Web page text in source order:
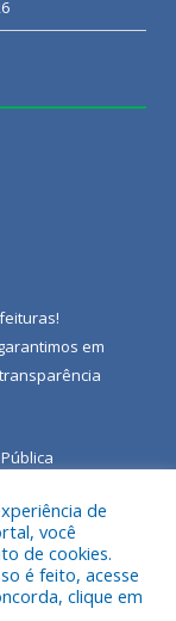
!
em
de Porto de
de
você
de cookies.
é feito, acesse
clique em